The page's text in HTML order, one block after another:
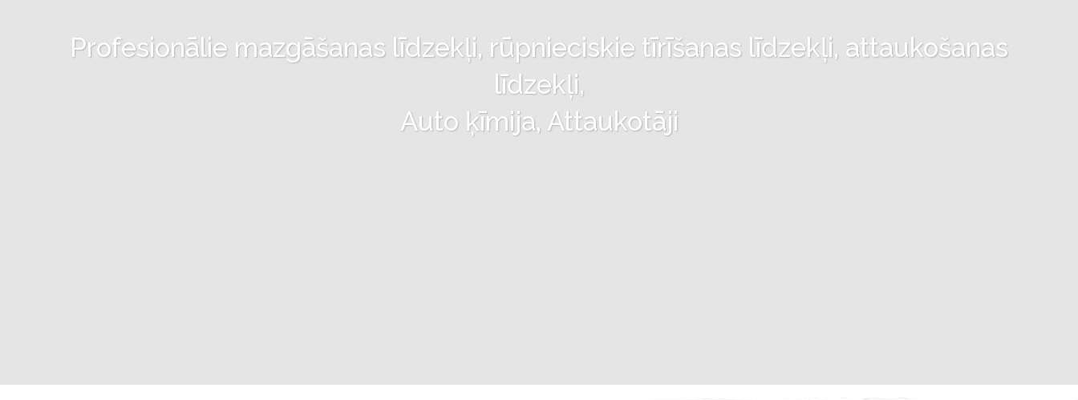
Profesionālie mazgāšanas līdzekļi, rūpnieciskie tīrīšanas līdzekļi, attaukošanas
līdzekļi,
Auto ķīmija, Attaukotāji